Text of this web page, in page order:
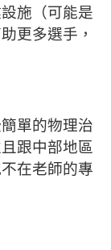
施（可能是
更多選手，
單的物理治
跟中部地區
在老師的專